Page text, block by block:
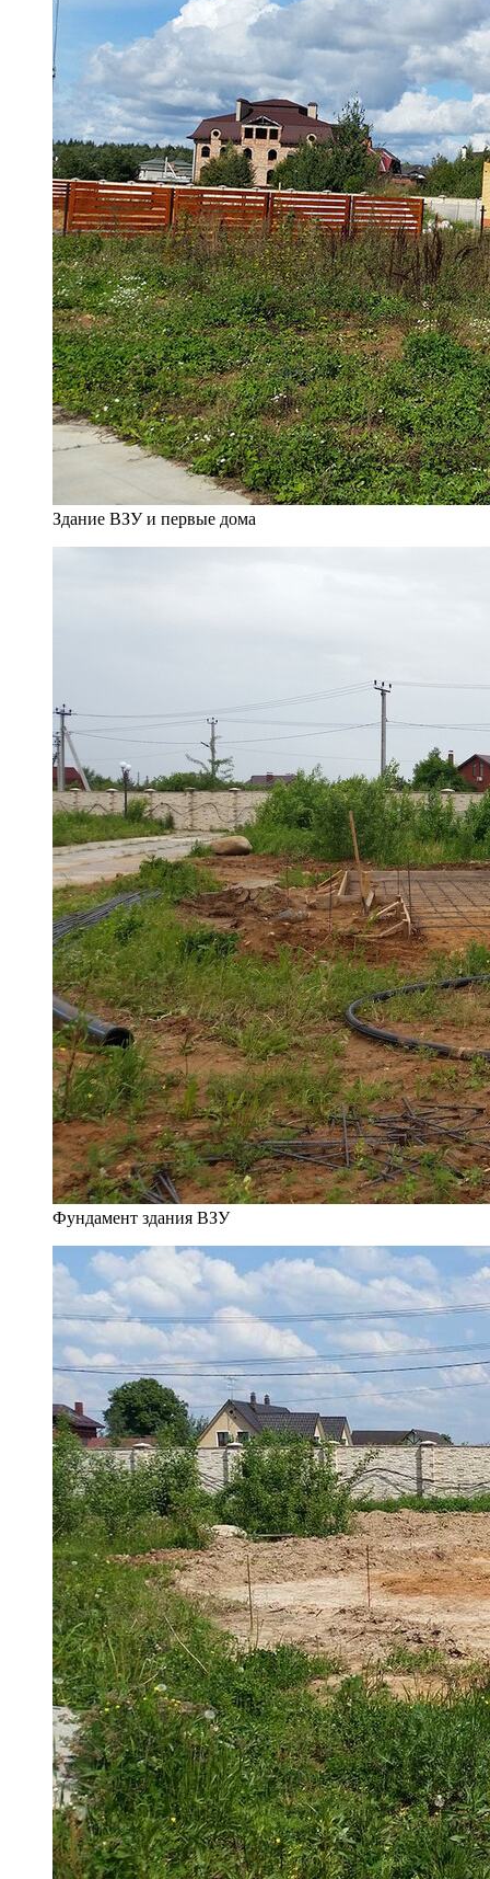
Здание ВЗУ и первые дома
Фундамент здания ВЗУ